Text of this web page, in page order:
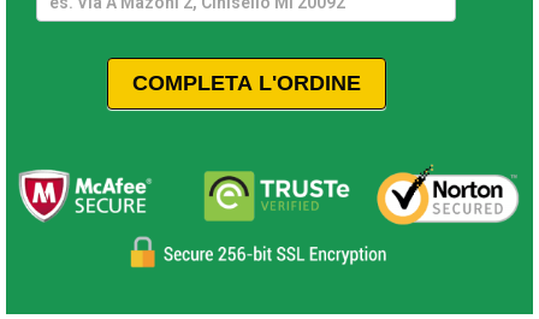
COMPLETA L'ORDINE